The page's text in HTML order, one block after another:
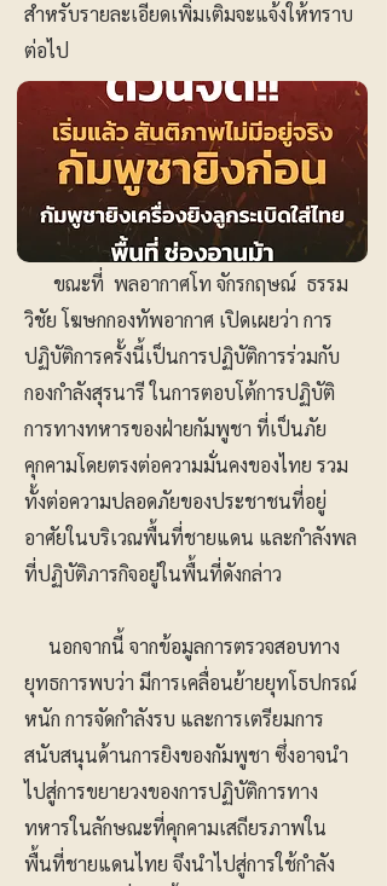
สำหรับรายละเอียดเพิ่มเติมจะแจ้งให้ทราบ
ต่อไป
ขณะที่ พลอากาศโท จักรกฤษณ์ ธรรม
วิชัย โฆษกกองทัพอากาศ เปิดเผยว่า การ
ปฏิบัติการครั้งนี้เป็นการปฏิบัติการร่วมกับ
กองกำลังสุรนารี ในการตอบโต้การปฏิบัติ
การทางทหารของฝ่ายกัมพูชา ที่เป็นภัย
คุกคามโดยตรงต่อความมั่นคงของไทย รวม
ทั้งต่อความปลอดภัยของประชาชนที่อยู่
อาศัยในบริเวณพื้นที่ชายแดน และกำลังพล
ที่ปฏิบัติภารกิจอยู่ในพื้นที่ดังกล่าว
นอกจากนี้ จากข้อมูลการตรวจสอบทาง
ยุทธการพบว่า มีการเคลื่อนย้ายยุทโธปกรณ์
หนัก การจัดกำลังรบ และการเตรียมการ
สนับสนุนด้านการยิงของกัมพูชา ซึ่งอาจนำ
ไปสู่การขยายวงของการปฏิบัติการทาง
ทหารในลักษณะที่คุกคามเสถียรภาพใน
พื้นที่ชายแดนไทย จึงนำไปสู่การใช้กำลัง